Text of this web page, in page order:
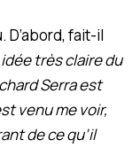
D’abord, fait-il
idée très claire du
Serra est
venu me voir,
de ce qu’il